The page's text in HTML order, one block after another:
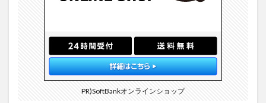
PR)SoftBankオンラインショップ